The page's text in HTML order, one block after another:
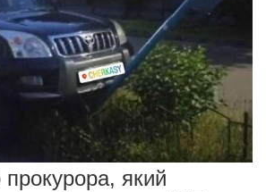
прокурора, який